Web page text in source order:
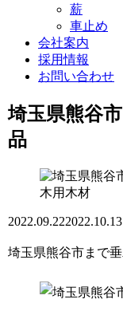
薪
車止め
会社案内
採用情報
お問い合わせ
埼玉県熊谷
品
木用木材
2022.09.222022.10.13
埼玉県熊谷市まで